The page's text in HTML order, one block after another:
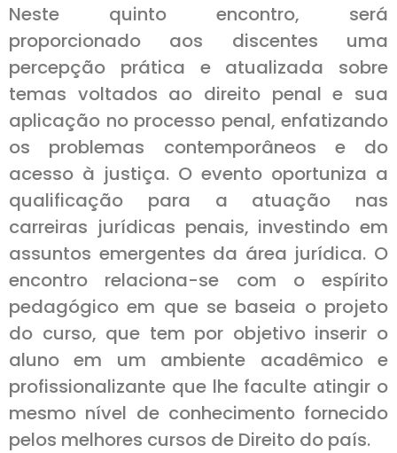
Neste quinto encontro, será
proporcionado aos discentes uma
percepção prática e atualizada sobre
temas voltados ao direito penal e sua
aplicação no processo penal, enfatizando
os problemas contemporâneos e do
acesso à justiça. O evento oportuniza a
qualificação para a atuação nas
carreiras jurídicas penais, investindo em
assuntos emergentes da área jurídica. O
encontro relaciona-se com o espírito
pedagógico em que se baseia o projeto
do curso, que tem por objetivo inserir o
aluno em um ambiente acadêmico e
profissionalizante que lhe faculte atingir o
mesmo nível de conhecimento fornecido
pelos melhores cursos de Direito do país.